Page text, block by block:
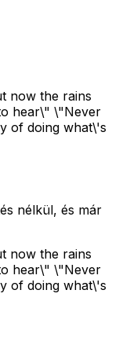
now the rains
hear\" \"Never
of doing what\'s
nélkül, és már
now the rains
hear\" \"Never
of doing what\'s